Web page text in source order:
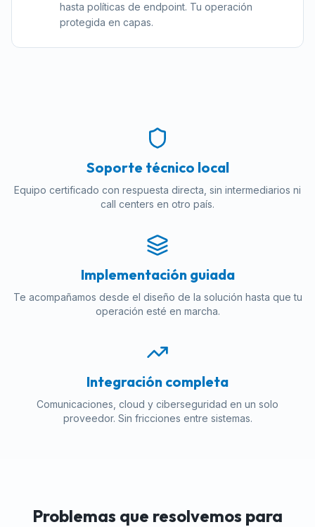
hasta políticas de endpoint. Tu operación
protegida en capas.
Soporte técnico local
Equipo certificado con respuesta directa, sin intermediarios ni
call centers en otro país.
Implementación guiada
Te acompañamos desde el diseño de la solución hasta que tu
operación esté en marcha.
Integración completa
Comunicaciones, cloud y ciberseguridad en un solo
proveedor. Sin fricciones entre sistemas.
Problemas que resolvemos para